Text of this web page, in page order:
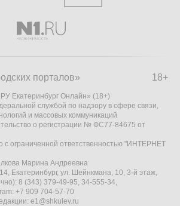
18+
порталов»
Екатеринбург Онлайн» (18+)
службой по надзору в сфере связи,
и массовых коммуникаций
о регистрации № ФС77-84675 от
с ограниченной ответственностью "ИНТЕРНЕТ
Марина Андреевна
Екатеринбург, ул. Шейнкмана, 10, 3-й этаж,
8 (343) 379-49-95, 34-555-34,
+7 909 704-57-70
e1@shkulev.ru